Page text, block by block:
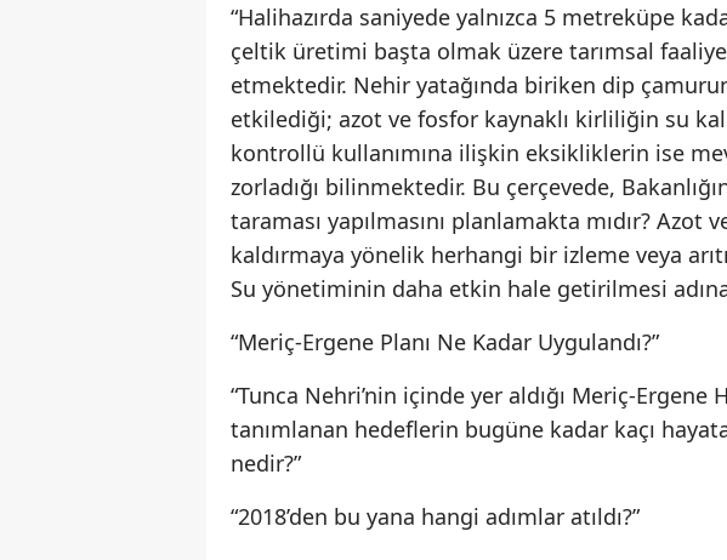
“Halihazırda saniyede yalnızca 5 metreküpe
çeltik üretimi başta olmak üzere tarımsal
etmektedir. Nehir yatağında biriken dip
etkilediği; azot ve fosfor kaynaklı kirliliğin su
kontrollü kullanımına ilişkin eksikliklerin ise
zorladığı bilinmektedir. Bu çerçevede,
taraması yapılmasını planlamakta mıdır?
kaldırmaya yönelik herhangi bir izleme veya
Su yönetiminin daha etkin hale getirilmesi
“Meriç-Ergene Planı Ne Kadar Uygulandı?”
“Tunca Nehri’nin içinde yer aldığı Meriç-Ergene
tanımlanan hedeflerin bugüne kadar kaçı
nedir?”
“2018’den bu yana hangi adımlar atıldı?”